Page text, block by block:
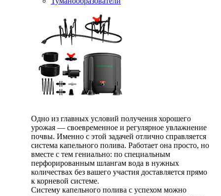
Одно из главных условий получения хорошего
урожая — своевременное и регулярное увлажнение
почвы. Именно с этой задачей отлично справляется
система капельного полива. Работает она просто, но
вместе с тем гениально: по специальным
перфорированным шлангам вода в нужных
количествах без вашего участия доставляется прямо
к корневой системе.
Систему капельного полива с успехом можно